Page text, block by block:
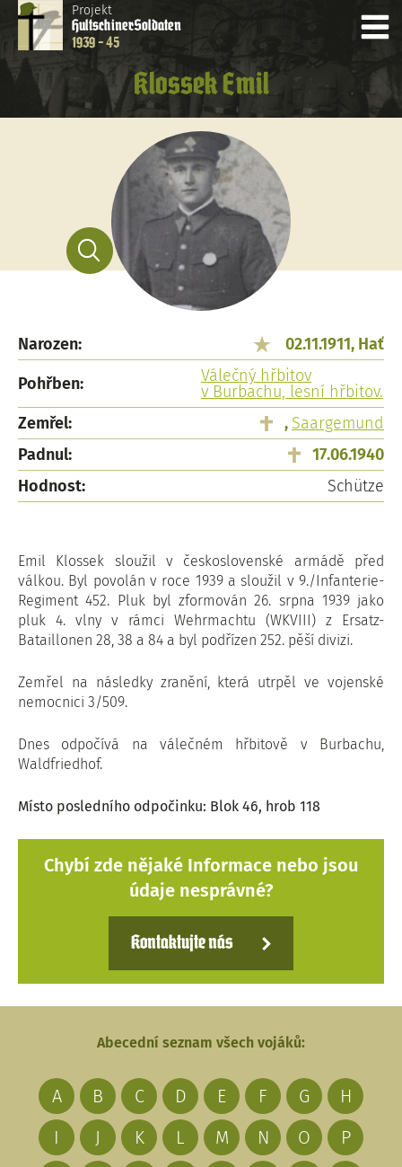
Projekt
HultschinerSoldaten
1939 - 45
Klossek Emil
Narozen:
02.11.1911, Hať
Pohřben:
Válečný hřbitov
v Burbachu, lesní hřbitov.
Zemřel:
, Saargemund
Padnul:
17.06.1940
Hodnost:
Schütze
Emil Klossek sloužil v československé armádě před
válkou. Byl povolán v roce 1939 a sloužil v 9./Infanterie-
Regiment 452. Pluk byl zformován 26. srpna 1939 jako
pluk 4. vlny v rámci Wehrmachtu (WKVIII) z Ersatz-
Bataillonen 28, 38 a 84 a byl podřízen 252. pěší divizi.
Zemřel na následky zranění, která utrpěl ve vojenské
nemocnici 3/509.
Dnes odpočívá na válečném hřbitově v Burbachu,
Waldfriedhof.
Místo posledního odpočinku: Blok 46, hrob 118
Chybí zde nějaké Informace nebo jsou
údaje nesprávné?
Kontaktujte nás
Abecední seznam všech vojáků:
A B C D E F G
H
I
J K L M N O
P